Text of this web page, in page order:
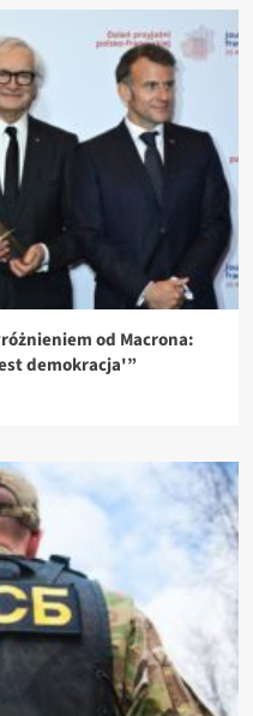
od Macrona:
demokracja'”